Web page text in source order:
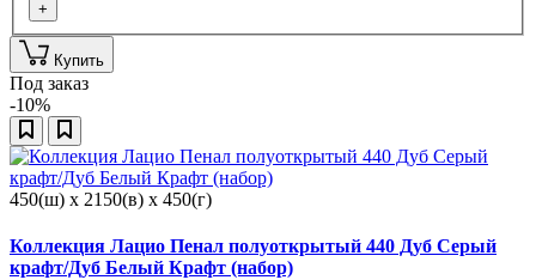
+
Купить
Под заказ
-10%
450(ш) x 2150(в) x 450(г)
Коллекция Лацио Пенал полуоткрытый 440 Дуб Серый
крафт/Дуб Белый Крафт (набор)